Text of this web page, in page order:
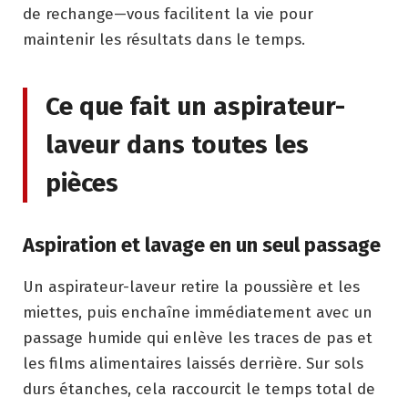
de rechange—vous facilitent la vie pour
maintenir les résultats dans le temps.
Ce que fait un aspirateur-
laveur dans toutes les
pièces
Aspiration et lavage en un seul passage
Un aspirateur-laveur retire la poussière et les
miettes, puis enchaîne immédiatement avec un
passage humide qui enlève les traces de pas et
les films alimentaires laissés derrière. Sur sols
durs étanches, cela raccourcit le temps total de